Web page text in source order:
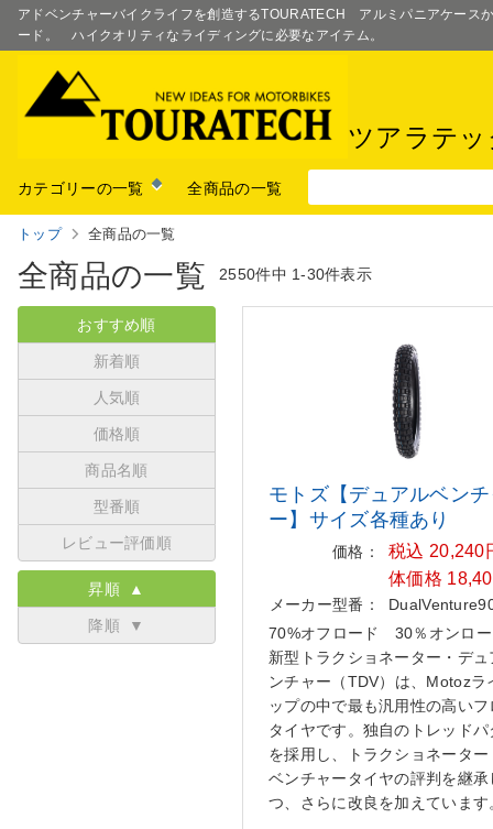
アドベンチャーバイクライフを創造するTOURATECH アルミパニアケース
ード。 ハイクオリティなライディングに必要なアイテム。
ツアラテ
カテゴリーの一覧 全商品の一覧
トップ 全商品の一覧
全商品の一覧 2550件中 1-30件表示
モトズ【デュアルベン
ー】サイ ズ各種あり
価格：
税込 20,240
体価格
メーカー型番：
70%オフロード 30％オンロ
新型トラクショネーター・デュ
ンチャー（TDV）は、Motozラ
ップの中で最も汎用性の高いフ
タイヤです。独自のトレッドパ
を採用し、トラクショネーター
ベンチャータイヤの評判を継承
つ、さらに改良を加えています
おすすめ順
新着順
人気順
価格順
商品名順
型番順
レビュー評価順
昇順 ▲
降順 ▼